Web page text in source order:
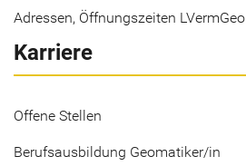
Adressen, Öffnungszeiten LVermGeo
Karriere
Offene Stellen
Berufsausbildung Geomatiker/in